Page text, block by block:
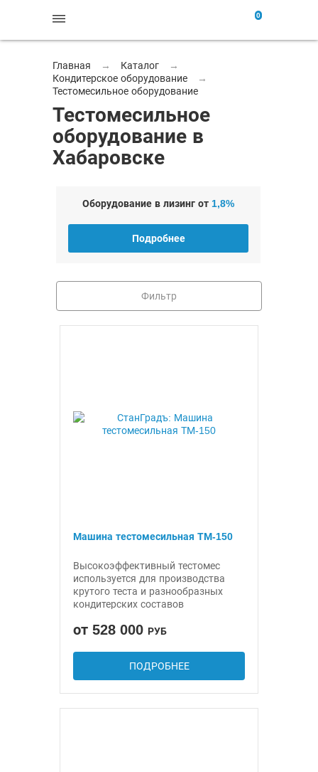
0
Главная → Каталог
→
Кондитерское оборудование
→
Тестомесильное оборудование
Тестомесильное
оборудование в
Хабаровске
Оборудование в лизинг от 1,8%
Подробнее
Фильтр
Машина тестомесильная ТМ-150
Высокоэффективный тестомес
используется для производства
крутого теста и разнообразных
кондитерских составов
от 528 000 РУБ
ПОДРОБНЕЕ